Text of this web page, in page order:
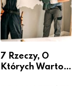
przedsiębiorców
7 Rzeczy, O
Których Warto